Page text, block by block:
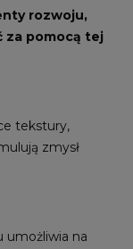
rozwoju,
za pomocą tej
tekstury,
zmysł
umożliwia na